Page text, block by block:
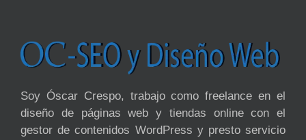
Soy Óscar Crespo, trabajo como freelance en el
diseño de páginas web y tiendas online con el
gestor de contenidos WordPress y presto servicio